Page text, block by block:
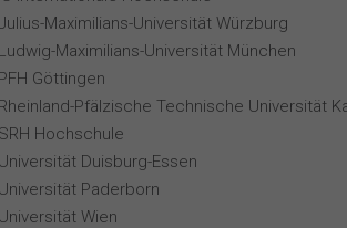
Maximilians-Universität Würzburg
Ludwig-Maximilians-Universität München
PFH Göttingen
Rheinland-Pfälzische Technische Universität
SRH Hochschule
Universität Duisburg-Essen
Universität Paderborn
Universität Wien